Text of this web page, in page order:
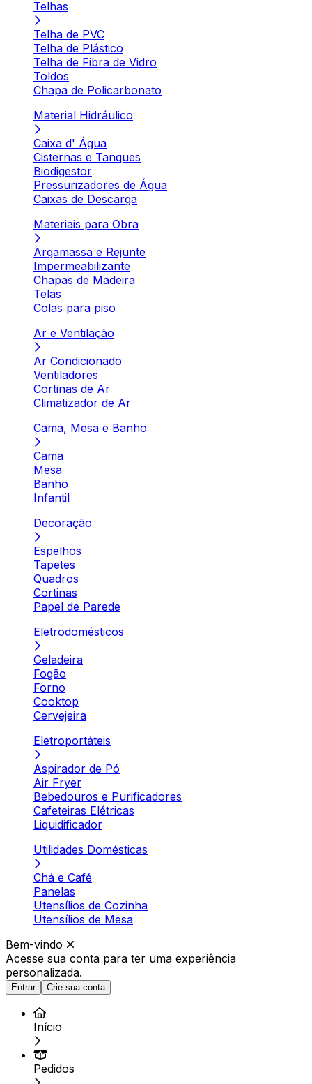
Telhas
Telha de PVC
Telha de Plástico
Telha de Fibra de Vidro
Toldos
Chapa de Policarbonato
Material Hidráulico
Caixa d' Água
Cisternas e Tanques
Biodigestor
Pressurizadores de Água
Caixas de Descarga
Materiais para Obra
Argamassa e Rejunte
Impermeabilizante
Chapas de Madeira
Telas
Colas para piso
Ar e Ventilação
Ar Condicionado
Ventiladores
Cortinas de Ar
Climatizador de Ar
Cama, Mesa e Banho
Cama
Mesa
Banho
Infantil
Decoração
Espelhos
Tapetes
Quadros
Cortinas
Papel de Parede
Eletrodomésticos
Geladeira
Fogão
Forno
Cooktop
Cervejeira
Eletroportáteis
Aspirador de Pó
Air Fryer
Bebedouros e Purificadores
Cafeteiras Elétricas
Liquidificador
Utilidades Domésticas
Chá e Café
Panelas
Utensílios de Cozinha
Utensílios de Mesa
Bem-vindo
Acesse sua conta para ter uma experiência
personalizada.
Entrar Crie sua conta
Início
Pedidos